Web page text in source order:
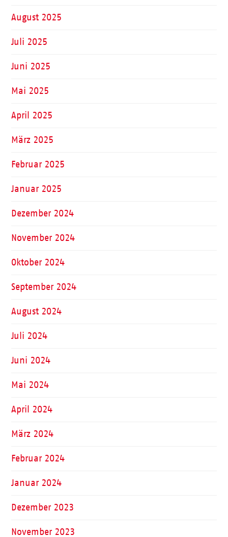
August 2025
Juli 2025
Juni 2025
Mai 2025
April 2025
März 2025
Februar 2025
Januar 2025
Dezember 2024
November 2024
Oktober 2024
September 2024
August 2024
Juli 2024
Juni 2024
Mai 2024
April 2024
März 2024
Februar 2024
Januar 2024
Dezember 2023
November 2023